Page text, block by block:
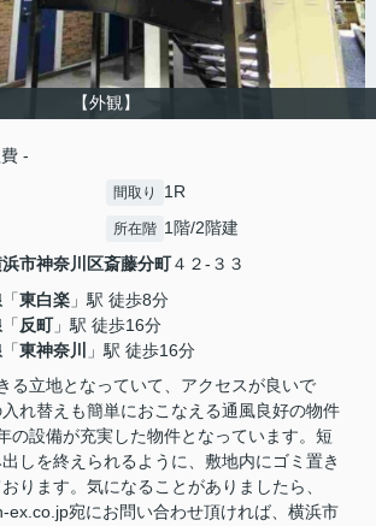
【外観】
-
間取り 1R
所在階 1階/2階建
市神奈川区斎藤分町４２-３３
「東白楽 」駅 徒歩8分
「反町」駅 徒歩16分
「東神奈川 」駅 徒歩16分
る立地となっていて、アクセスが良いで
れ替えも簡単におこなえる通風良好の物件
の設備が充実した物件となっています。短
しを終えられるように、敷地内にゴミ置き
ります。気になることがありましたら、
ex.co.jp宛にお問い合わせ頂ければ、横浜市